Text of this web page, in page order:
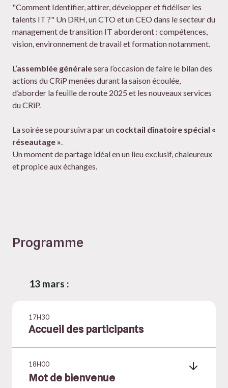
"Comment Identifier, attirer, développer et fidéliser les
talents IT ?" Un DRH, un CTO et un CEO dans le secteur du
management de transition IT aborderont : compétences,
vision, environnement de travail et formation notamment.
L’assemblée généralesera l’occasion de faire le bilan des
actions du CRiP menées durant la saison écoulée,
d’aborder la feuille de route 2025 et les nouveaux services
du CRiP.
La soirée se poursuivra par un cocktail dînatoire spécial «
réseautage ».
Un moment de partage idéal en un lieu exclusif, chaleureux
et propice aux échanges.
Programme
13 mars :
17H30
Accueil des participants
18H00
Mot de bienvenue